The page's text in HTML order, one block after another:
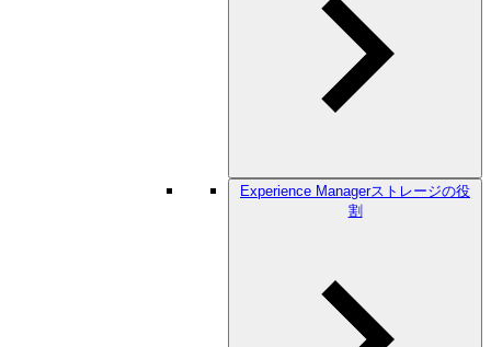
Experience Managerストレージの役
割